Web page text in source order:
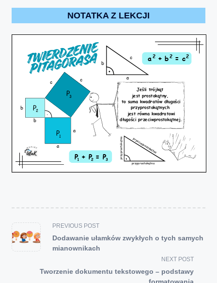
NOTATKA Z LEKCJI
<span
class="nav-
subtitle
PREVIOUS POST
Dodawanie ułamków zwykłych o tych samych
mianownikach
NEXT POST
Tworzenie dokumentu tekstowego – podstawy